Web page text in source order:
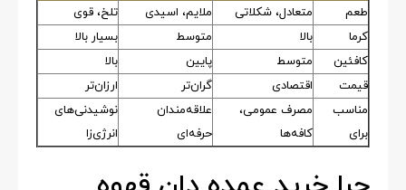
طعم متعادل، شکلاتی ملایم، اسیدی
تلخ، قوی
کرما
بالا متوسط
بسیار بالا
کافئین
متوسط پایین
بالا
قیمت
اقتصادی گران‌تر
ارزان‌تر
مناسب
برای
مصرف عمومی،
کافه‌ها
علاقه‌مندان
حرفه‌ای
نوشیدنی‌های
انرژی‌زا